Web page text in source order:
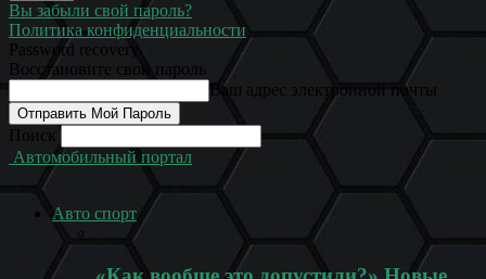
Вы забыли свой пароль?
Политика конфиденциальности
Password recovery
Восстановите свой пароль
Ваш адрес электронной почты
Поиск
Автомобильный портал
Авто спорт